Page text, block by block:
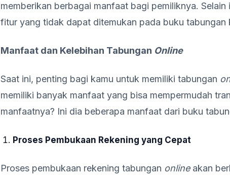
memberikan berbagai manfaat bagi pemiliknya. Selain
fitur yang tidak dapat ditemukan pada buku tabungan
Manfaat dan Kelebihan Tabungan Online
Saat ini, penting bagi kamu untuk memiliki tabungan
memiliki banyak manfaat yang bisa mempermudah
manfaatnya? Ini dia beberapa manfaat dari buku
Proses Pembukaan Rekening yang Cepat
Proses pembukaan rekening tabungan onlineakan